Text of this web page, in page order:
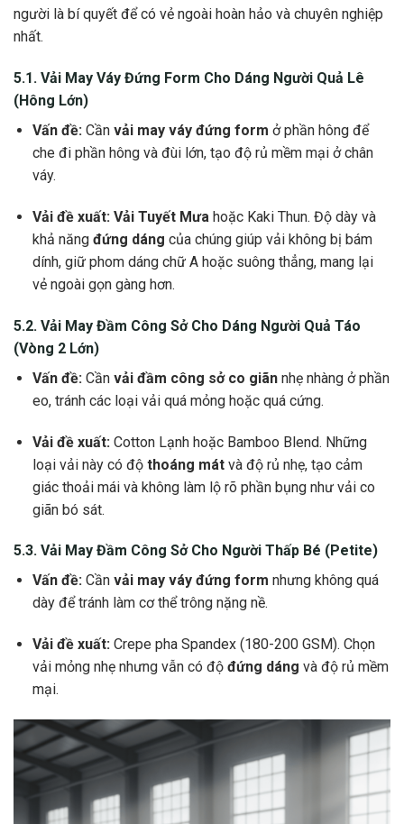
người là bí quyết để có vẻ ngoài hoàn hảo và chuyên nghiệp
nhất.
5.1. Vải May Váy Đứng Form Cho Dáng Người Quả Lê
(Hông Lớn)
Vấn đề:Cần vải may váy đứng form ở phần hông để
che đi phần hông và đùi lớn, tạo độ rủ mềm mại ở chân
váy.
Vải đề xuất: Vải Tuyết Mưahoặc Kaki Thun. Độ dày và
khả năng đứng dáng của chúng giúp vải không bị bám
dính, giữ phom dáng chữ A hoặc suông thẳng, mang lại
vẻ ngoài gọn gàng hơn.
5.2. Vải May Đầm Công SởCho Dáng Người Quả Táo
(Vòng 2 Lớn)
Vấn đề:Cần vải đầm công sở co giãnnhẹ nhàng ở phần
eo, tránh các loại vải quá mỏng hoặc quá cứng.
Vải đề xuất: Cotton Lạnh hoặc Bamboo Blend. Những
loại vải này có độ thoáng mátvà độ rủ nhẹ, tạo cảm
giác thoải mái và không làm lộ rõ phần bụng như vải co
giãn bó sát.
5.3. Vải May Đầm Công SởCho Người Thấp Bé (Petite)
Vấn đề:Cần vải may váy đứng form nhưng không quá
dày để tránh làm cơ thể trông nặng nề.
Vải đề xuất:Crepe pha Spandex (180-200 GSM). Chọn
vải mỏng nhẹ nhưng vẫn có độ đứng dáng và độ rủ mềm
mại.